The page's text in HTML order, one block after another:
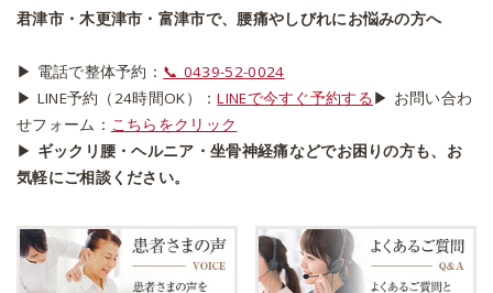
君津市・木更津市・富津市で、腰痛やしびれにお悩みの方へ
▶︎ 電話で整体予約： 📞 0439-52-0024
▶︎ LINE予約（24時間OK）：LINEで今すぐ予約する▶︎ お問い合わ
せフォーム： こちらをクリック
▶ ギックリ腰・ヘルニア・坐骨神経痛などでお困りの方も、お
気軽にご相談ください。